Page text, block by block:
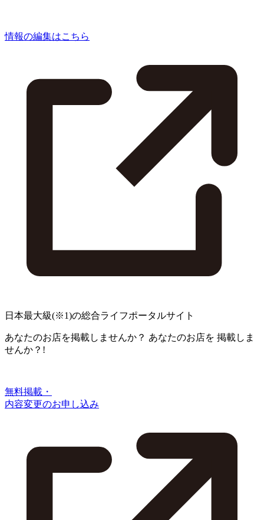
情報の編集はこちら
日本最大級(※1)の総合ライフポータルサイト
あなたのお店を掲載しませんか？ あなたのお店を 掲載しま
せんか？!
無料掲載・
内容変更のお申し込み